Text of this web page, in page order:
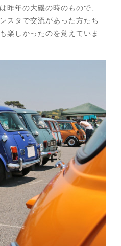
昨年の大磯の時のもので、
スタで交流があった方たち
楽しかったのを覚えていま